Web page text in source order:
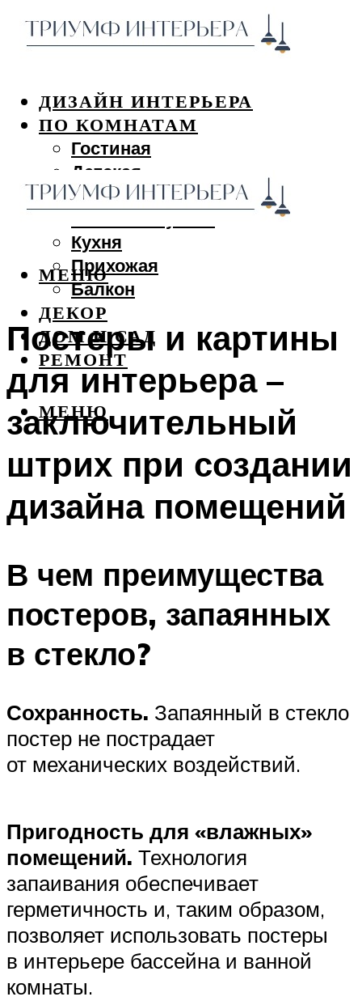
ДИЗАЙН ИНТЕРЬЕРА
ПО КОМНАТАМ
Гостиная
Детская
Спальня
Кухня
Прихожая
Балкон
ДЕКОР
ДОМ И САД
РЕМОНТ
МЕНЮ
МЕНЮ
Постеры и картины
для интерьера –
заключительный
штрих при создании
дизайна помещений
В чем преимущества
постеров, запаянных
в стекло?
Сохранность. Запаянный в стекло
постер не пострадает
от механических воздействий.
Пригодность для «влажных»
помещений. Технология
запаивания обеспечивает
герметичность и, таким образом,
позволяет использовать постеры
в интерьере бассейна и ванной
комнаты.